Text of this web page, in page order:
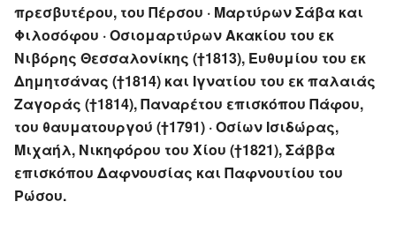
πρεσβυτέρου, του Πέρσου · Μαρτύρων Σάβα και
Φιλοσόφου · Οσιομαρτύρων Ακακίου του εκ
Νιβόρης Θεσσαλονίκης (†1813), Ευθυμίου του εκ
Δημητσάνας (†1814) και Ιγνατίου του εκ παλαιάς
Ζαγοράς (†1814), Παναρέτου επισκόπου Πάφου,
του θαυματουργού (†1791) · Οσίων Ισιδώρας,
Μιχαήλ, Νικηφόρου του Χίου (†1821), Σάββα
επισκόπου Δαφνουσίας και Παφνουτίου του
Ρώσου.